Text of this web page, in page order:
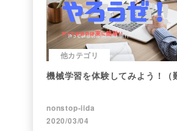
他カテゴリ
機械学習を体験してみよう！（
nonstop-iida
2020/03/04